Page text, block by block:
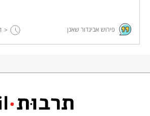
פירוש אביגדור שאנן < 1